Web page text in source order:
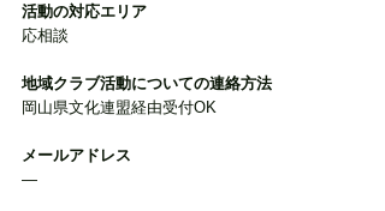
活動の対応エリア
応相談
地域クラブ活動についての連絡方法
岡山県文化連盟経由受付OK
メールアドレス
―